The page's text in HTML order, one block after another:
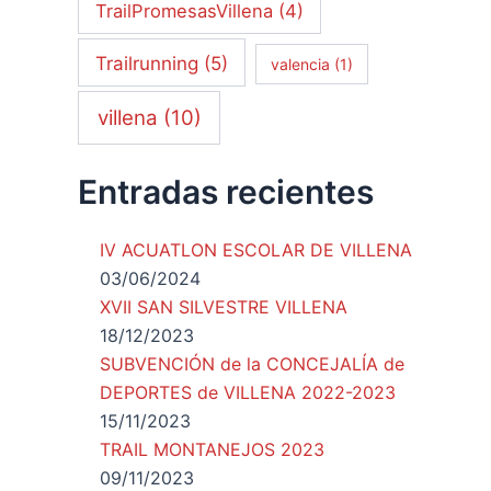
TrailPromesasVillena (4)
Trailrunning (5) valencia (1)
villena (10)
Entradas recientes
IV ACUATLON ESCOLAR DE VILLENA
03/06/2024
XVII SAN SILVESTRE VILLENA
18/12/2023
SUBVENCIÓN de la CONCEJALÍA de
DEPORTES de VILLENA 2022-2023
15/11/2023
TRAIL MONTANEJOS 2023
09/11/2023